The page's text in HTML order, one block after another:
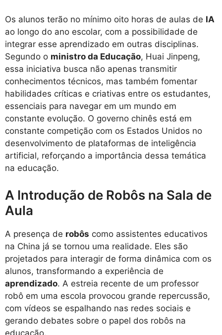
Os alunos terão no mínimo oito horas de aulas de IA
ao longo do ano escolar, com a possibilidade de
integrar esse aprendizado em outras disciplinas.
Segundo o ministro da Educação, Huai Jinpeng,
essa iniciativa busca não apenas transmitir
conhecimentos técnicos, mas também fomentar
habilidades críticas e criativas entre os estudantes,
essenciais para navegar em um mundo em
constante evolução. O governo chinês está em
constante competição com os Estados Unidos no
desenvolvimento de plataformas de inteligência
artificial, reforçando a importância dessa temática
na educação.
A Introdução de Robôs na Sala de
Aula
A presença de robôs como assistentes educativos
na China já se tornou uma realidade. Eles são
projetados para interagir de forma dinâmica com os
alunos, transformando a experiência de
aprendizado. A estreia recente de um professor
robô em uma escola provocou grande repercussão,
com vídeos se espalhando nas redes sociais e
gerando debates sobre o papel dos robôs na
educação.